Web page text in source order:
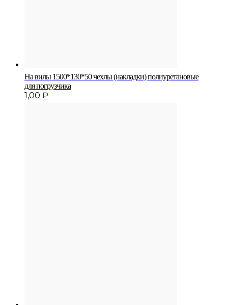
На вилы 1500*130*50 чехлы (накладки) полиуретановые
для погрузчика
1,00 ₽